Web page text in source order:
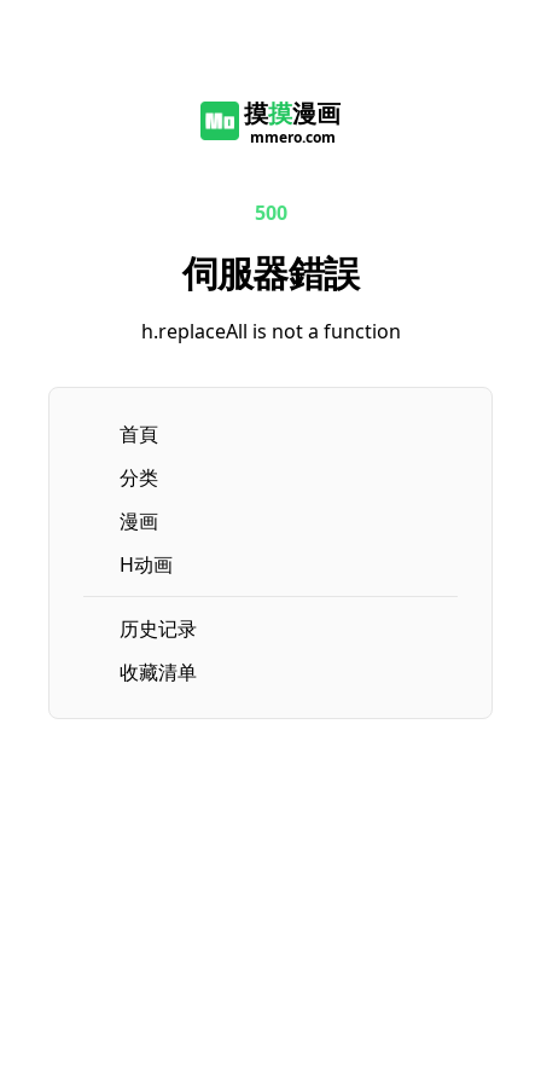
摸摸漫画
mmero.com
500
伺服器錯誤
h.replaceAll is not a function
首頁
分类
漫画
H动画
历史记录
收藏清单